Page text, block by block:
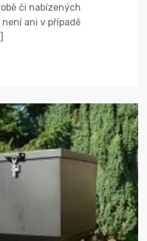
či nabízených
ani v případě